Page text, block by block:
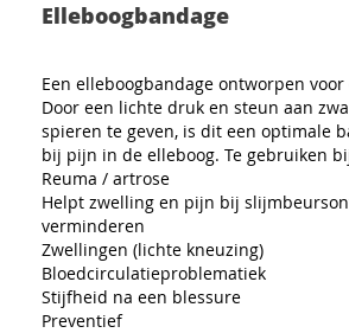
Elleboogbandage
Een elleboogbandage ontworpen
Door een lichte druk en steun aan
spieren te geven, is dit een optimale
bij pijn in de elleboog. Te gebruiken
Reuma / artrose
Helpt zwelling en pijn bij
verminderen
Zwellingen (lichte kneuzing)
Bloedcirculatieproblematiek
Stijfheid na een blessure
Preventief